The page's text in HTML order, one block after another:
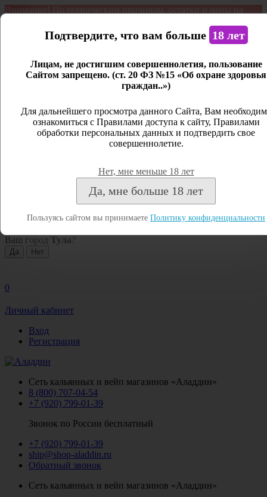
Внимание! По техническим причинам, остатки и цены на
является демонстрационным. Дистанционная продажа не
Открыть сайдбар
Личный кабинет
Закрыть
Посмотреть все результаты
Ваш город Тула ?
0
Личный кабинет
Вход
Регистрация
Сеть кальянных и вейп магазинов «Аладдин»
8 (800) 707-04-54
+7 (920) 799-01-39
Звонок по России бесплатный
+7 (920) 799-01-39
ship@shop-aladdin.ru
Обратный звонок
Сеть кальянных и вейп магазинов «Аладдин»
Подтвердите, что вам больше 18 лет
Лицам, не достигшим совершеннолетия, пользование
Сайтом запрещено. (ст. 20 ФЗ №15 «Об охране здоровья
граждан..»)
Для дальнейшего просмотра данного Сайта, Вам
ознакомиться с Правилами доступа к сайту, Правилами
обработки персональных данных и подтвердить свое
совершеннолетие.
Нет, мне меньше 18 лет
Да, мне больше 18 лет
Пользуясь сайтом вы принимаете Политику конфиденциальности